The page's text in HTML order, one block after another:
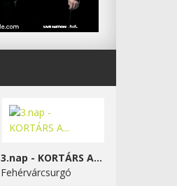
3.nap - KORTÁRS A...
Fehérvárcsurgó